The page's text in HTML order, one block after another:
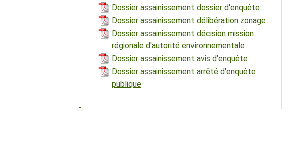
Dossier assainissement dossier d'enquête
Dossier assainissement délibération zonage
Dossier assainissement décision mission
régionale d'autorité environnementale
Dossier assainissement avis d'enquête
Dossier assainissement arrêté d'enquête
publique